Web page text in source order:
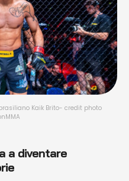
Kaik Brito- credit photo
a diventare